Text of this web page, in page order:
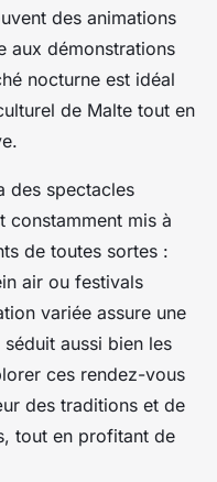
des animations
aux démonstrations
nocturne est idéal
de Malte tout en
des spectacles
constamment mis à
de toutes sortes :
air ou festivals
variée assure une
aussi bien les
ces rendez-vous
des traditions et de
tout en profitant de